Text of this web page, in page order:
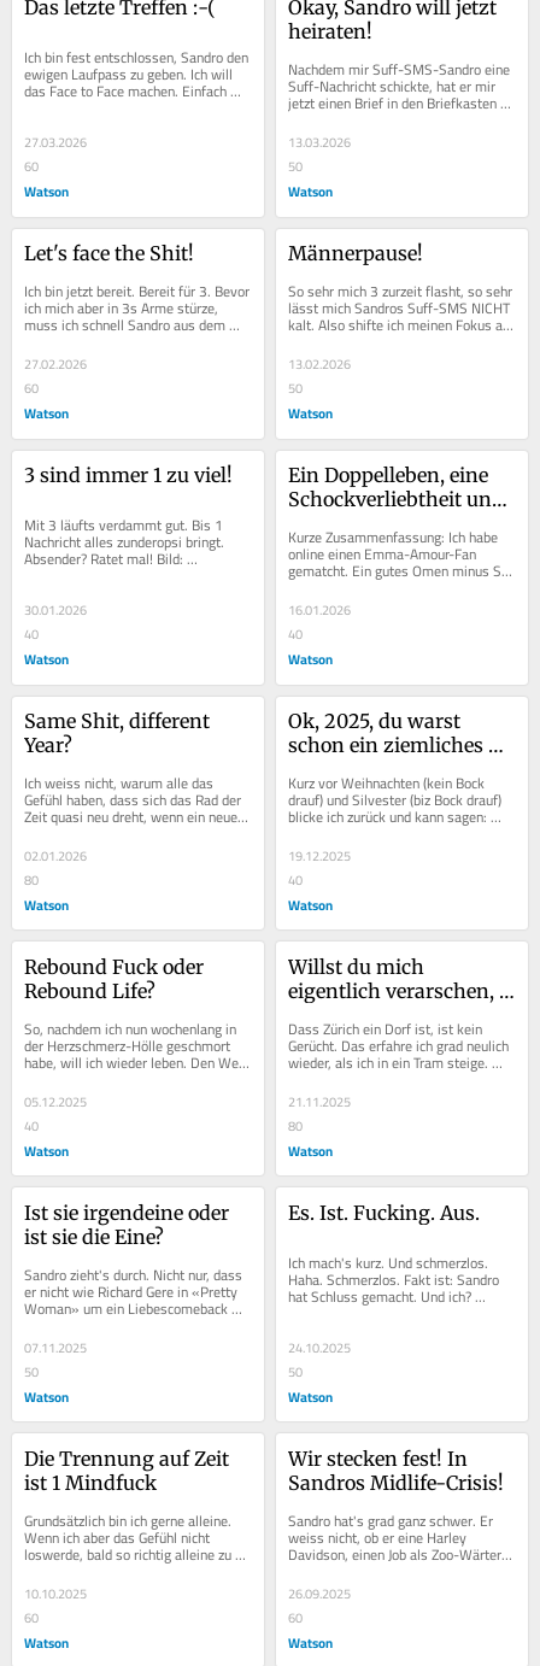
Das letzte Treffen :-(
Ich bin fest entschlossen, Sandro den
ewigen Laufpass zu geben. Ich will
das Face to Face machen. Einfach
27.03.2026
60
Watson
Okay, Sandro will jetzt
heiraten!
Nachdem mir Suff-SMS-Sandro eine
Suff-Nachricht schickte, hat er mir
jetzt einen Brief in den Briefkasten
gelegt. Den ich jetzt lese. Und den
ihr...
13.03.2026
50
Watson
Let's face the Shit!
Ich bin jetzt bereit. Bereit für 3. Bevor
ich mich aber in 3s Arme stürze,
muss ich schnell Sandro aus dem
27.02.2026
60
Watson
Männerpause!
So sehr mich 3 zurzeit flasht, so sehr
lässt mich Sandros Suff-SMS NICHT
kalt. Also shifte ich meinen Fokus auf
13.02.2026
50
Watson
3 sind immer 1 zu viel!
Mit 3 läufts verdammt gut. Bis 1
Nachricht alles zunderopsi bringt.
Absender? Ratet mal! Bild:
30.01.2026
40
Watson
Ein Doppelleben, eine
Schockverliebtheit und
Kurze Zusammenfassung: Ich habe
online einen Emma-Amour-Fan
gematcht. Ein gutes Omen minus Sex
(aus romantischen Gründen). Bild:...
16.01.2026
40
Watson
Same Shit, different
Year?
Ich weiss nicht, warum alle das
Gefühl haben, dass sich das Rad der
Zeit quasi neu dreht, wenn ein neues
Jahr beginnt. Sollte es aber so sein,...
02.01.2026
80
Watson
Ok, 2025, du warst
schon ein ziemliches
Kurz vor Weihnachten (kein Bock
drauf) und Silvester (biz Bock drauf)
blicke ich zurück und kann sagen:
Nein, das war nicht mein Jahr.
Wobei...
19.12.2025
40
Watson
Rebound Fuck oder
Rebound Life?
So, nachdem ich nun wochenlang in
der Herzschmerz-Hölle geschmort
habe, will ich wieder leben. Den Weg
aus der Hölle soll mir ein Sex-Gott...
05.12.2025
40
Watson
Willst du mich
eigentlich verarschen,
Dass Zürich ein Dorf ist, ist kein
Gerücht. Das erfahre ich grad neulich
wieder, als ich in ein Tram steige.
Und mich um ein Haar zu Sandro
und...
21.11.2025
80
Watson
Ist sie irgendeine oder
ist sie die Eine?
Sandro zieht's durch. Nicht nur, dass
er nicht wie Richard Gere in «Pretty
Woman» um ein Liebescomeback
mal....
07.11.2025
50
Watson
Es. Ist. Fucking. Aus.
Ich mach's kurz. Und schmerzlos.
Haha. Schmerzlos. Fakt ist: Sandro
hat Schluss gemacht. Und ich?
Schwebe im luftleeren Raum. Ohne
24.10.2025
50
Watson
Die Trennung auf Zeit
ist 1 Mindfuck
Grundsätzlich bin ich gerne alleine.
Wenn ich aber das Gefühl nicht
loswerde, bald so richtig alleine zu
sein, packt mich die blanke Panik.
Und...
10.10.2025
60
Watson
Wir stecken fest! In
Sandros Midlife-Crisis!
Sandro hat's grad ganz schwer. Er
weiss nicht, ob er eine Harley
Davidson, einen Job als Zoo-Wärter
oder einfach nur ein ganz komplett
neues...
26.09.2025
60
Watson